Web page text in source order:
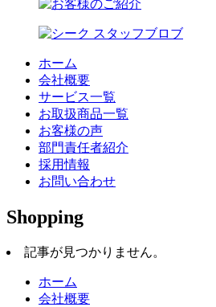
ホーム
会社概要
サービス一覧
お取扱商品一覧
お客様の声
部門責任者紹介
採用情報
お問い合わせ
Shopping
記事が見つかりません。
ホーム
会社概要